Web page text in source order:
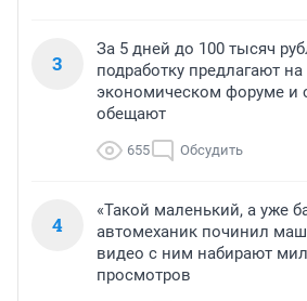
3
За 5 дней до 100 тысяч
подработку предлагают
экономическом форуме и
обещают
655 Обсудить
4
«Такой маленький, а уже
автомеханик починил
видео с ним набирают
просмотров